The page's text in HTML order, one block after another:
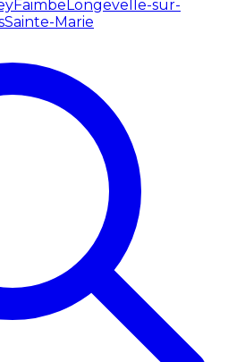
FaimbeLongevelle-sur-
Sainte-Marie